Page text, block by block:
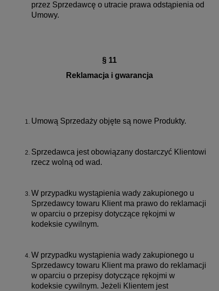
przez Sprzedawcę o utracie prawa odstąpienia od
Umowy.
§ 11
Reklamacja i gwarancja
Umową Sprzedaży objęte są nowe Produkty.
Sprzedawca jest obowiązany dostarczyć Klientowi
rzecz wolną od wad.
W przypadku wystąpienia wady zakupionego u
Sprzedawcy towaru Klient ma prawo do reklamacji
w oparciu o przepisy dotyczące rękojmi w
kodeksie cywilnym.
W przypadku wystąpienia wady zakupionego u
Sprzedawcy towaru Klient ma prawo do reklamacji
w oparciu o przepisy dotyczące rękojmi w
kodeksie cywilnym. Jeżeli Klientem jest